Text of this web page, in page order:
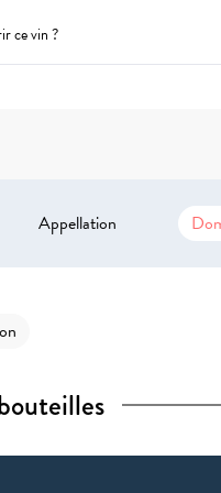
ce vin ?
Appellation